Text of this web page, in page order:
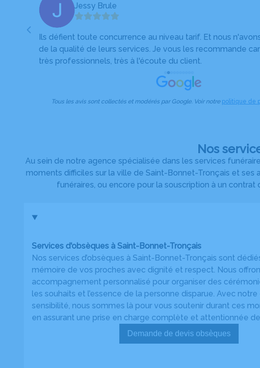
Jessy Brule
Ils défient toute concurrence au niveau tarif. Et nous
de la qualité de leurs services. Je vous les recommande
très professionnels, très à l'écoute du client.
Tous les avis sont collectés et modérés par Google. Voir notre politique de
Nos
Au sein de notre agence spécialisée dans les services
moments difficiles sur la ville de Saint-Bonnet-Tronçais et
funéraires, ou encore pour la souscription à un
Services d'obsèques à Saint-Bonnet-Tronçais
Nos services d’obsèques à Saint-Bonnet-Tronçais sont
mémoire de vos proches avec dignité et respect. Nous
accompagnement personnalisé pour organiser des
les souhaits et l’essence de la personne disparue. Avec
sensibilité, nous sommes là pour vous soutenir durant ces
en assurant une prise en charge complète et attentionnée
Demande de devis obsèques